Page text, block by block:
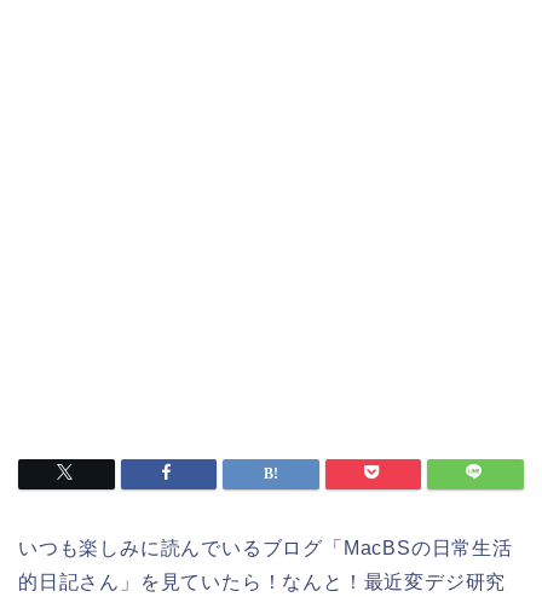
いつも楽しみに読んでいるブログ「MacBSの日常生活
的日記さん」を見ていたら！なんと！最近変デジ研究